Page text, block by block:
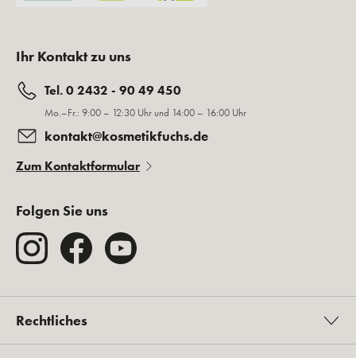
Ihr Kontakt zu uns
Tel. 0 2432 - 90 49 450
Mo.–Fr.: 9:00 – 12:30 Uhr und 14:00 – 16:00 Uhr
kontakt@kosmetikfuchs.de
Zum Kontaktformular
Folgen Sie uns
Rechtliches